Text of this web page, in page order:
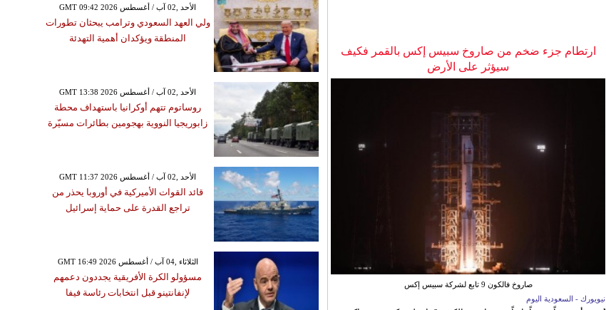
ارتطام جزء ضخم من صاروخ سبيس إكس بالقمر فكيف
سيؤثر على الأرض
صاروخ فالكون 9 تابع لشركة سبيس إكس
نيويورك - السعودية اليوم
GMT 09:42 2026 الأحد ,02 آب / أغسطس
ولي العهد السعودي وترامب يبحثان تطورات
المنطقة ويؤكدان أهمية التهدئة
GMT 13:38 2026 الأحد ,02 آب / أغسطس
روساتوم تتهم أوكرانيا باستهداف محطة
زابوريجيا النووية بهجومين بطائرات مسيّرة
GMT 11:37 2026 الأحد ,02 آب / أغسطس
قائد القوات الأميركية في أوروبا يحذر من
تراجع القدرة على حماية إسرائيل
GMT 16:49 2026 الثلاثاء ,04 آب / أغسطس
مسؤولو الكرة الأفريقية يجددون دعمهم
لإنفانتينو قبل انتخابات رئاسة فيفا